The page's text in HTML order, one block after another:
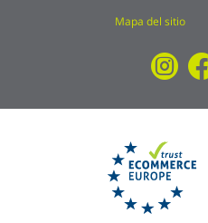
Mapa del sitio